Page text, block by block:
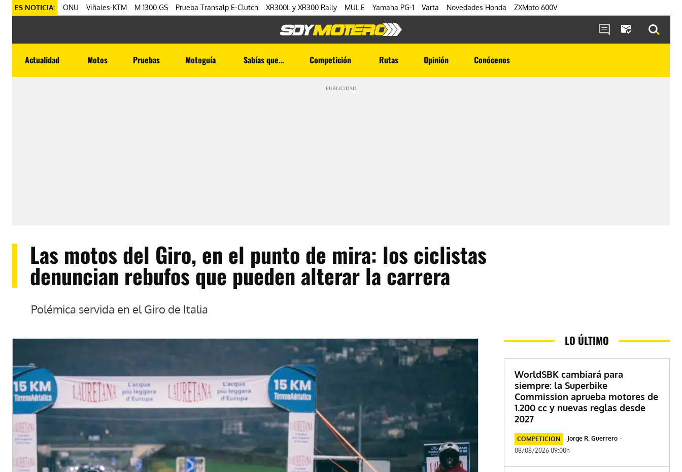
ES NOTICIA: ONU Viñales-KTM M 1300 GS Prueba Transalp E-Clutch XR300L y XR300 Rally MUL.E Yamaha PG-1 Varta Novedades Honda ZXMoto 600V
Actualidad Motos Pruebas Motoguía Sabías que… Competición Rutas Opinión Conócenos
PUBLICIDAD
Las motos del Giro, en el punto de mira: los ciclistas
denuncian rebufos que pueden alterar la carrera
Polémica servida en el Giro de Italia
LO ÚLTIMO
WorldSBK cambiará para
siempre: la Superbike
Commission aprueba motores de
1.200 cc y nuevas reglas desde
2027
COMPETICION Jorge R. Guerrero -
08/08/2026 09:00h